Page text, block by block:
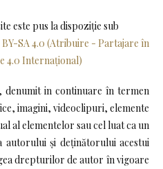
este pus la dispoziţie sub
SA 4.0 (Atribuire - Partajare în
4.0 Internațional)
denumit in continuare în termen
imagini, videoclipuri, elemente
al elementelor sau cel luat ca un
și deținătorului acestui
drepturilor de autor în vigoare